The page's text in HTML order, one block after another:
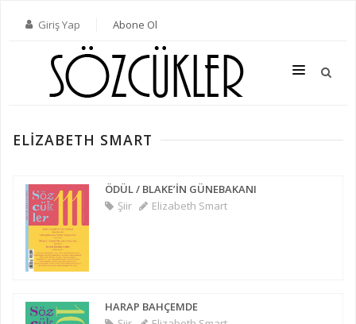
Giriş Yap Abone Ol
TÜM SAYILAR
KATEGORILER
YAZARLAR
ABONE OL
KITAPLAR
ELIZABETH SMART
ÖDÜL / BLAKE’İN GÜNEBAKANI
Şiir
Elizabeth Smart
HARAP BAHÇEMDE